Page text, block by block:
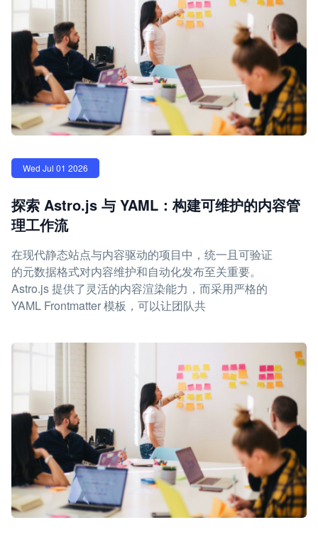
Wed Jul 01 2026
探索 Astro.js 与 YAML：构建可维护的内容管
理工作流
在现代静态站点与内容驱动的项目中，统一且可验证
的元数据格式对内容维护和自动化发布至关重要。
Astro.js 提供了灵活的内容渲染能力，而采用严格的
YAML Frontmatter 模板，可以让团队共